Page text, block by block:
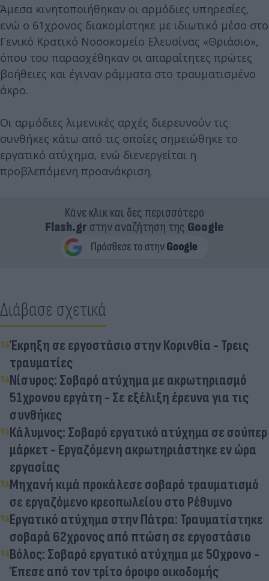
Άμεσα κινητοποιήθηκαν οι αρμόδιες υπηρεσίες,
ενώ ο 61χρονος διακομίστηκε με ιδιωτικό μέσο στο
Γενικό Κρατικό Νοσοκομείο Ελευσίνας «Θριάσιο»,
όπου του παρασχέθηκαν οι απαραίτητες πρώτες
βοήθειες και έγιναν ράμματα στο τραυματισμένο
άκρο.
Οι αρμόδιες λιμενικές αρχές διερευνούν τις
συνθήκες κάτω από τις οποίες σημειώθηκε το
εργατικό ατύχημα, ενώ διενεργείται η
προβλεπόμενη προανάκριση.
Κάνε κλικ και δες περισσότερο
Flash.grστην αναζήτηση της Google
Διάβασε σχετικά
Έκρηξη σε εργοστάσιο στην Κορινθία - Τρεις
τραυματίες
Νίσυρος: Σοβαρό ατύχημα με ακρωτηριασμό
51χρονου εργάτη - Σε εξέλιξη έρευνα για τις
συνθήκες
Κάλυμνος: Σοβαρό εργατικό ατύχημα σε σούπερ
μάρκετ - Εργαζόμενη ακρωτηριάστηκε εν ώρα
εργασίας
Μηχανή κιμά προκάλεσε σοβαρό τραυματισμό
σε εργαζόμενο κρεοπωλείου στο Ρέθυμνο
Εργατικό ατύχημα στην Πάτρα: Τραυματίστηκε
σοβαρά 62χρονος από πτώση σε εργοστάσιο
Βόλος: Σοβαρό εργατικό ατύχημα με 50χρονο -
Έπεσε από τον τρίτο όροφο οικοδομής